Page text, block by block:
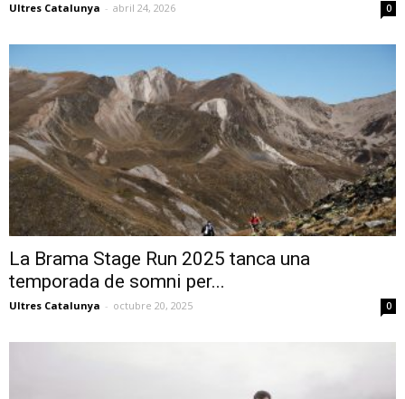
Ultres Catalunya - abril 24, 2026 0
La Brama Stage Run 2025 tanca una
temporada de somni per...
Ultres Catalunya - octubre 20, 2025 0